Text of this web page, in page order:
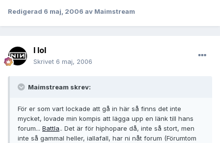
Redigerad 6 maj, 2006 av Maimstream
I lol
Skrivet 6 maj, 2006
Maimstream skrev:
För er som vart lockade att gå in här så finns det inte
mycket, lovade min kompis att lägga upp en länk till hans
forum... Battla.. Det är för hiphopare då, inte så stort, men
inte så gammal heller, iallafall, har ni nåt forum (Förumtom